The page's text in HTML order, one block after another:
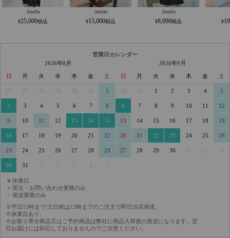
Anella
25,000
Anella
15,000
Anella
8,000
営業日カレンダー
2026年8月
日 月 火 水 木 金 土
26 27 29 1
2 3 4 5 6 7 8
9 10 11 12 13 14 15
16 17 18 19 20 21 22
23 24 25 26 27 28 29
30 31 5
2026年9月
日 月 火 水 木 金 土
1 2 3 4 5
6 7 8 9 10 11 12
13 14 15 16 17 18 19
20 21 22 23 24 25 26
27 28 29 30
■ 休業日
■ 受注・お問い合わせ業務のみ
■ 発送業務のみ
※平日15時まで/土日祝は12時までのご注文で即日当店発送。
※休業日あり。
※お取り寄せ商品又はご予約商品は弊社に商品入荷後の発送になります。翌
日お届けには対応しておりませんのでご注意ください。